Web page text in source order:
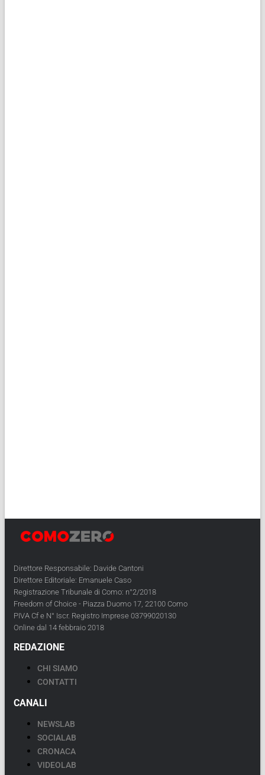
Direttore Responsabile: Davide Cantoni
Direttore Editoriale: Emanuele Caso
Registrazione Tribunale di Como: n°2/2018
Freedom of Choice - Piazza Duomo 17, 22100 Como
PIVA Cf e N° Iscr. Registro Imprese 03799020130
Online dal 14 febbraio 2018
REDAZIONE
CHI SIAMO
CONTATTI
CANALI
NEWSLAB
SOCIALAB
CRONACA
VIDEOLAB